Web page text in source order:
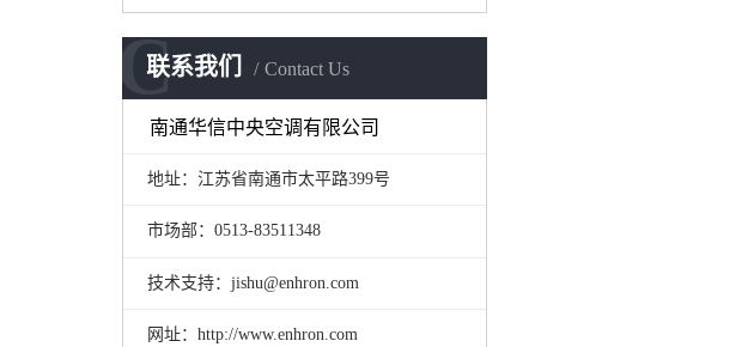
联系我们 Contact Us
C
南通华信中央空调有限公司
地址：江苏省南通市太平路399号
市场部：0513-83511348
技术支持：jishu@enhron.com
网址：http://www.enhron.com